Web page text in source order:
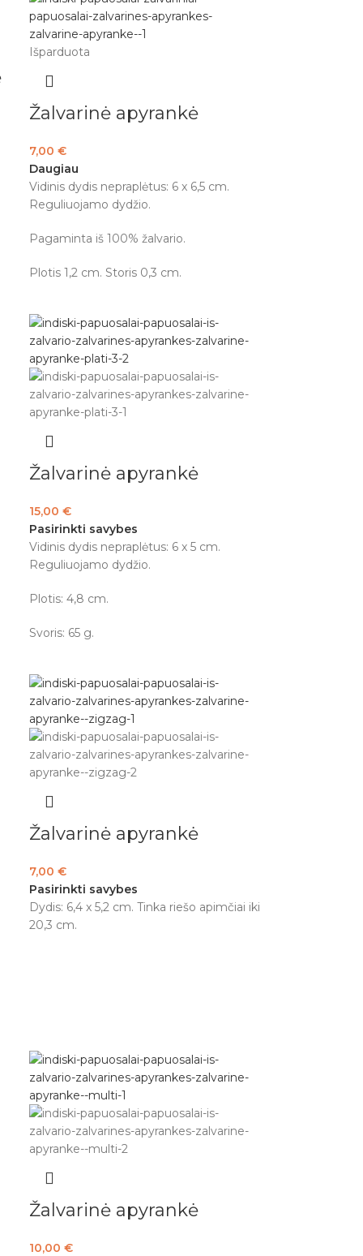
Išparduota
Žalvarinė apyrankė
7,00€
Daugiau
Vidinis dydis nepraplėtus: 6 x 6,5 cm.
Reguliuojamo dydžio.
Pagaminta iš 100% žalvario.
Plotis 1,2 cm. Storis 0,3 cm.
Žalvarinė apyrankė
15,00€
Pasirinkti savybes
Vidinis dydis nepraplėtus: 6 x 5 cm.
Reguliuojamo dydžio.
Plotis: 4,8 cm.
Svoris: 65 g.
Žalvarinė apyrankė
7,00€
Pasirinkti savybes
Dydis: 6,4 x 5,2 cm. Tinka riešo apimčiai iki
20,3 cm.
Žalvarinė apyrankė
10,00€